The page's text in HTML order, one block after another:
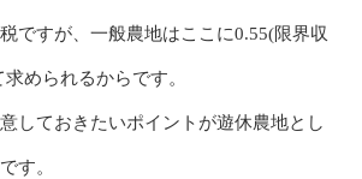
ですが、一般農地はここに0.55(限界収
められるからです。
しておきたいポイントが遊休農地とし
す。